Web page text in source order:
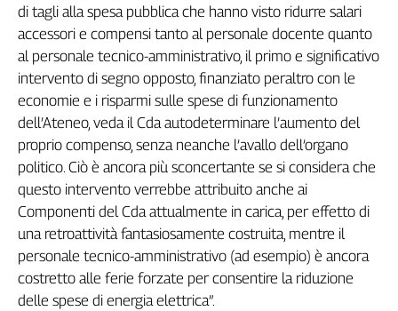
Collettiva
Talk
La
settimana
Collettiva
Girasoli
Sassolino
Linea
Economica
Tech
It
Easy
Inserti
di tagli alla spesa pubblica che hanno visto ridurre salari
accessori e compensi tanto al personale docente quanto
al personale tecnico-amministrativo, il primo e significativo
intervento di segno opposto, finanziato peraltro con le
economie e i risparmi sulle spese di funzionamento
dell’Ateneo, veda il Cda autodeterminare l’aumento del
proprio compenso, senza neanche l’avallo dell’organo
politico. Ciò è ancora più sconcertante se si considera che
questo intervento verrebbe attribuito anche ai
Componenti del Cda attualmente in carica, per effetto di
una retroattività fantasiosamente costruita, mentre il
personale tecnico-amministrativo (ad esempio) è ancora
costretto alle ferie forzate per consentire la riduzione
delle spese di energia elettrica”.